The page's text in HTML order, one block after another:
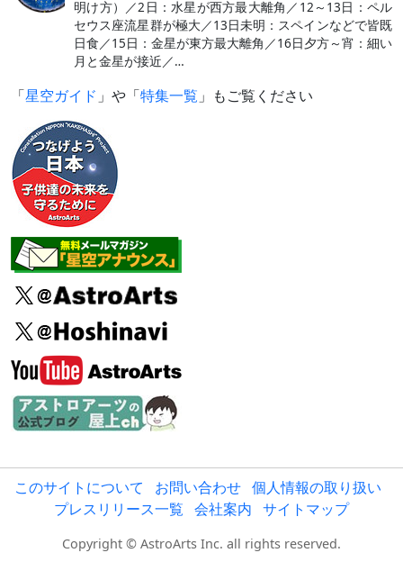
明け方）／2日：水星が西方最大離角／12～13日：ペル
セウス座流星群が極大／13日未明：スペインなどで皆既
日食／15日：金星が東方最大離角／16日夕方～宵：細い
月と金星が接近／…
「星空ガイド 」や「特集一覧 」もご覧ください
このサイトについて お問い合わせ 個人情報の取り扱い
プレスリリース一覧 会社案内 サイトマップ
Copyright © AstroArts Inc. all rights reserved.